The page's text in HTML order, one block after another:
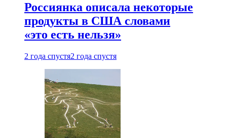
Россиянка описала некоторые
продукты в США словами
«это есть нельзя»
2 года спустя2 года спустя